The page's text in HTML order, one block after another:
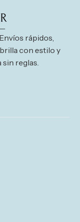
rápidos,
con estilo y
sin reglas.